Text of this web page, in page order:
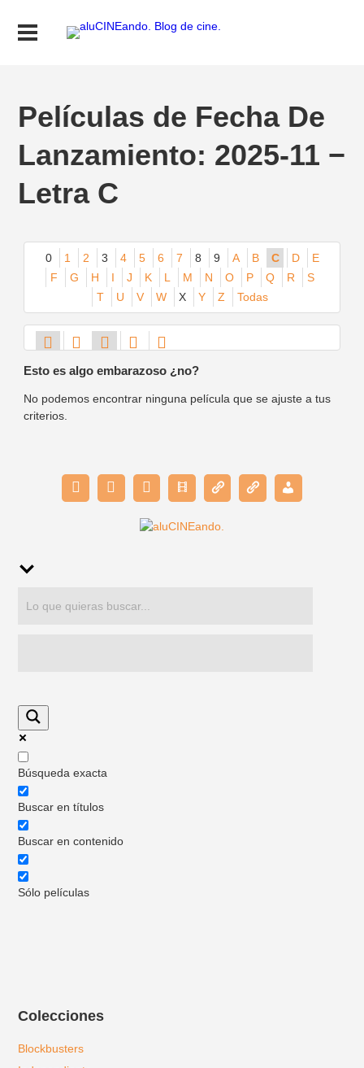
Películas de Fecha De
Lanzamiento: 2025-11 −
Letra C
0 1 2 3 4 5 6 7 8 9 A B C D
E
F
G H I J K L M N O P Q R
S
T
U V W X Y Z Todas
Esto es algo embarazoso ¿no?
No podemos encontrar ninguna película que se ajuste a tus
criterios.
Búsqueda exacta
Buscar en títulos
Buscar en contenido
Sólo películas
Colecciones
Blockbusters